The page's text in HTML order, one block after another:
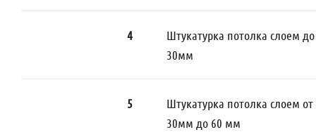
4
Штукатурка потолка слоем до
30мм
5
Штукатурка потолка слоем от
30мм до 60 мм